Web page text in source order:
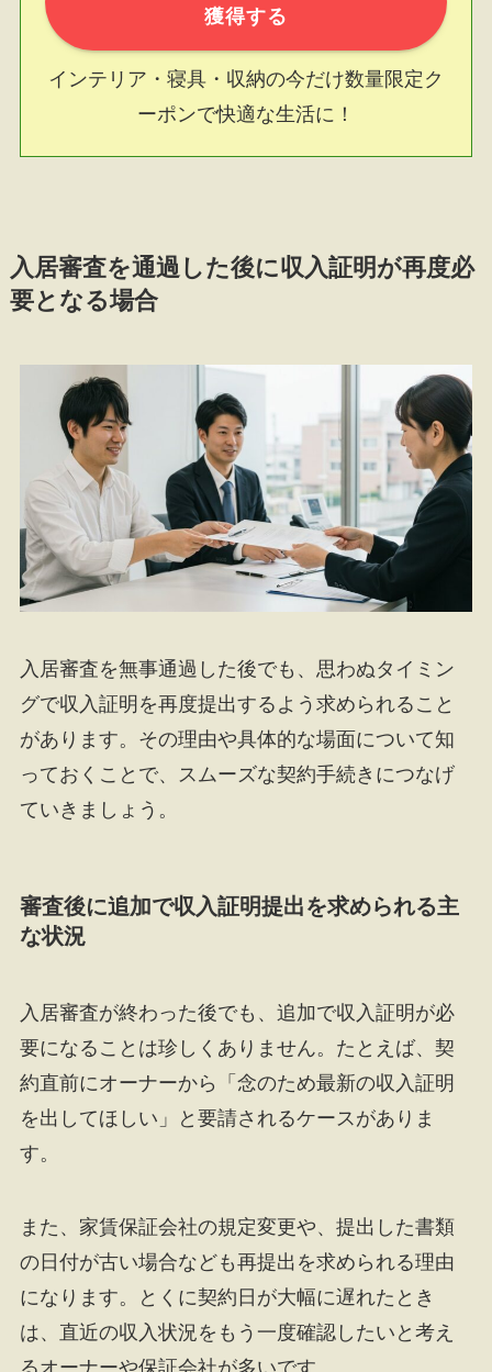
獲得する
インテリア・寝具・収納の今だけ数量限定ク
ーポンで快適な生活に！
入居審査を通過した後に収入証明が再度必
要となる場合
入居審査を無事通過した後でも、思わぬタイミン
グで収入証明を再度提出するよう求められること
があります。その理由や具体的な場面について知
っておくことで、スムーズな契約手続きにつなげ
ていきましょう。
審査後に追加で収入証明提出を求められる主
な状況
入居審査が終わった後でも、追加で収入証明が必
要になることは珍しくありません。たとえば、契
約直前にオーナーから「念のため最新の収入証明
を出してほしい」と要請されるケースがありま
す。
また、家賃保証会社の規定変更や、提出した書類
の日付が古い場合なども再提出を求められる理由
になります。とくに契約日が大幅に遅れたとき
は、直近の収入状況をもう一度確認したいと考え